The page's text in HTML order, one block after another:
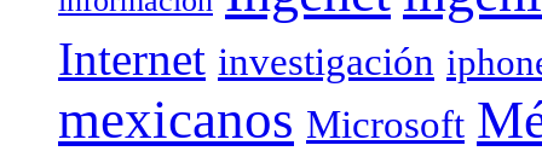
Internet investigación
mexicanos Microsoft